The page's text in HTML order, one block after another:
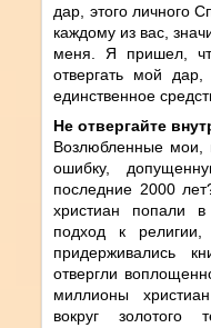
дар, этого личного
каждому из вас,
меня. Я пришел,
отвергать мой
единственное
Не отвергайте
Возлюбленные мои,
ошибку,
последние 2000
христиан попали
подход к
придерживались
отвергли
миллионы
вокруг золотого